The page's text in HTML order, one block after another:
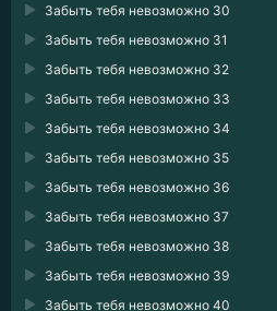
Забыть тебя невозможно 30
Забыть тебя невозможно 31
Забыть тебя невозможно 32
Забыть тебя невозможно 33
Забыть тебя невозможно 34
Забыть тебя невозможно 35
Забыть тебя невозможно 36
Забыть тебя невозможно 37
Забыть тебя невозможно 38
Забыть тебя невозможно 39
Забыть тебя невозможно 40